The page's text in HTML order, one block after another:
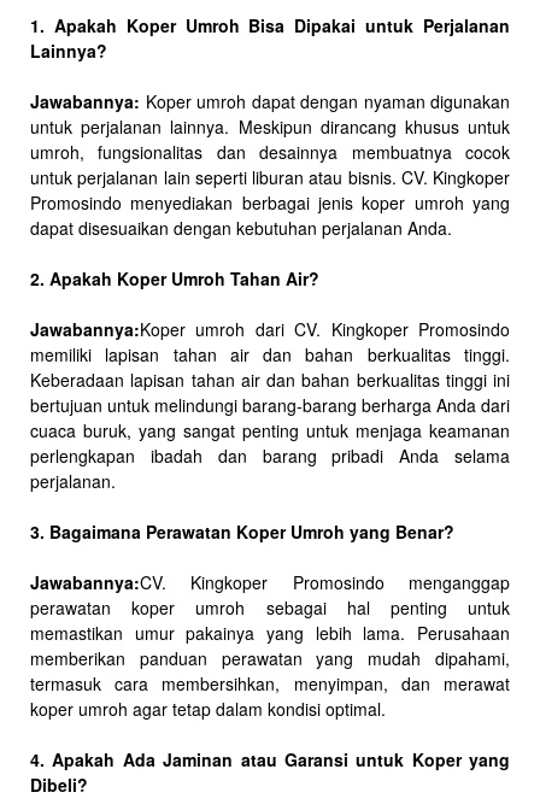
1. Apakah Koper Umroh Bisa Dipakai untuk Perjalanan
Lainnya?
Jawabannya: Koper umroh dapat dengan nyaman digunakan
untuk perjalanan lainnya. Meskipun dirancang khusus untuk
umroh, fungsionalitas dan desainnya membuatnya cocok
untuk perjalanan lain seperti liburan atau bisnis. CV. Kingkoper
Promosindo menyediakan berbagai jenis koper umroh yang
dapat disesuaikan dengan kebutuhan perjalanan Anda.
2. Apakah Koper Umroh Tahan Air?
Jawabannya:Koper umroh dari CV. Kingkoper Promosindo
memiliki lapisan tahan air dan bahan berkualitas tinggi.
Keberadaan lapisan tahan air dan bahan berkualitas tinggi ini
bertujuan untuk melindungi barang-barang berharga Anda dari
cuaca buruk, yang sangat penting untuk menjaga keamanan
perlengkapan ibadah dan barang pribadi Anda selama
perjalanan.
3. Bagaimana Perawatan Koper Umroh yang Benar?
Jawabannya:CV. Kingkoper Promosindo menganggap
perawatan koper umroh sebagai hal penting untuk
memastikan umur pakainya yang lebih lama. Perusahaan
memberikan panduan perawatan yang mudah dipahami,
termasuk cara membersihkan, menyimpan, dan merawat
koper umroh agar tetap dalam kondisi optimal.
4. Apakah Ada Jaminan atau Garansi untuk Koper yang
Dibeli?